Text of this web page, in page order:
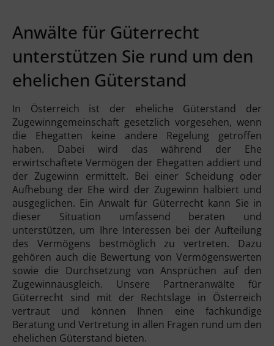
Anwälte für Güterrecht
unterstützen Sie rund um den
ehelichen Güterstand
In Österreich ist der eheliche Güterstand der
Zugewinngemeinschaft gesetzlich vorgesehen, wenn
die Ehegatten keine andere Regelung getroffen
haben. Dabei wird das während der Ehe
erwirtschaftete Vermögen der Ehegatten addiert und
der Zugewinn ermittelt. Bei einer Scheidung oder
Aufhebung der Ehe wird der Zugewinn halbiert und
ausgeglichen. Ein Anwalt für Güterrecht kann Sie in
dieser Situation umfassend beraten und
unterstützen, um Ihre Interessen bei der Aufteilung
des Vermögens bestmöglich zu vertreten. Dazu
gehören auch die Bewertung von Vermögenswerten
sowie die Durchsetzung von Ansprüchen auf den
Zugewinnausgleich. Unsere Partneranwälte für
Güterrecht sind mit der Rechtslage in Österreich
vertraut und können Ihnen eine fachkundige
Beratung und Vertretung in allen Fragen rund um den
ehelichen Güterstand bieten.